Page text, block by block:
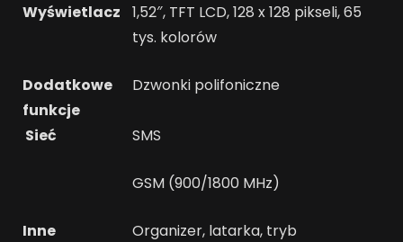
Wyświetlacz
1,52″, TFT LCD, 128 x 128 pikseli, 65
tys. kolorów
Dodatkowe
funkcje
Dzwonki polifoniczne
Sieć SMS
GSM (900/1800 MHz)
Inne
Organizer, latarka, tryb